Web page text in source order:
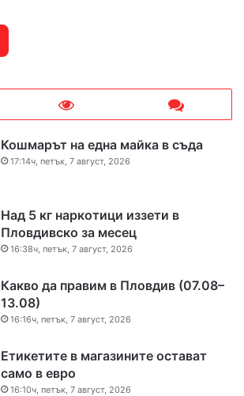
Кошмарът на една майка в съда
17:14ч, петък, 7 август, 2026
Над 5 кг наркотици иззети в
Пловдивско за месец
16:38ч, петък, 7 август, 2026
Какво да правим в Пловдив (07.08–
13.08)
16:16ч, петък, 7 август, 2026
Етикетите в магазините остават
само в евро
16:10ч, петък, 7 август, 2026